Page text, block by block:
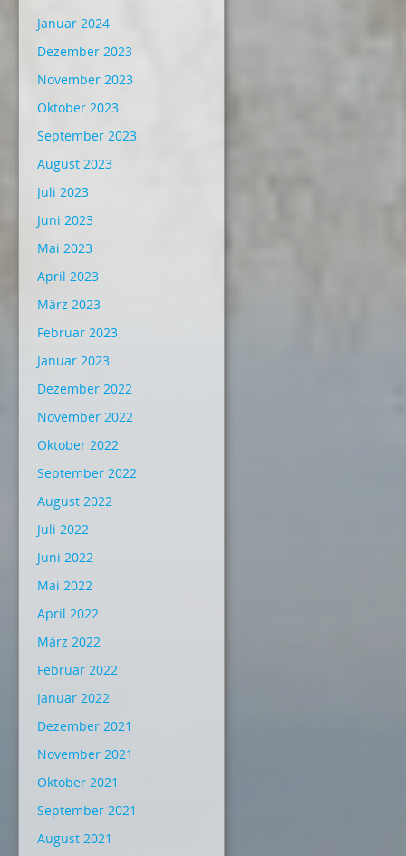
Januar 2024
Dezember 2023
November 2023
Oktober 2023
September 2023
August 2023
Juli 2023
Juni 2023
Mai 2023
April 2023
März 2023
Februar 2023
Januar 2023
Dezember 2022
November 2022
Oktober 2022
September 2022
August 2022
Juli 2022
Juni 2022
Mai 2022
April 2022
März 2022
Februar 2022
Januar 2022
Dezember 2021
November 2021
Oktober 2021
September 2021
August 2021